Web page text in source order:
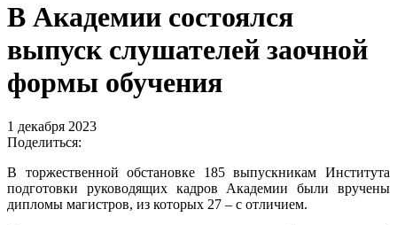
В Академии состоялся
выпуск слушателей заочной
формы обучения
1 декабря 2023
Поделиться:
В торжественной обстановке 185 выпускникам Института
подготовки руководящих кадров Академии были вручены
дипломы магистров, из которых 27 – с отличием.